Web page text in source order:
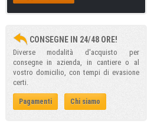
CONSEGNE IN 24/48 ORE!
Diverse modalità d'acquisto per
consegne in azienda, in cantiere o al
vostro domicilio, con tempi di evasione
certi.
Pagamenti Chi siamo